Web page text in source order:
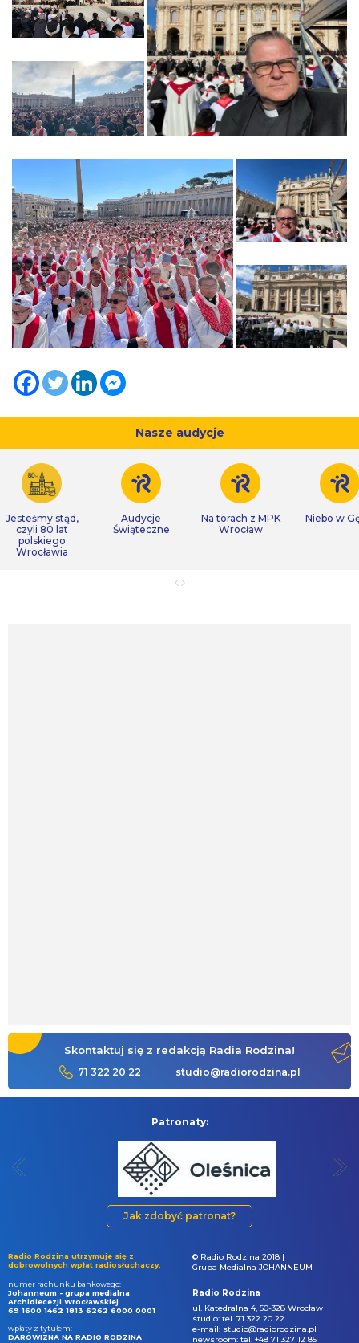
Nasze audycje
Jesteśmy stąd,
czyli 80 lat
polskiego
Wrocławia
Audycje
Świąteczne
Na torach z MPK
Wrocław
Niebo w
Skontaktuj się z redakcją Radia Rodzina!
71 322 20 22 studio@radiorodzina.pl
Patronaty:
Jak zdobyć patronat?
Radio Rodzina utrzymuje się z
dobrowolnych wpłat radiosłuchaczy.
numer rachunku bankowego:
Johanneum - grupa medialna
Archidiecezji Wrocławskiej
69 1600 1462 1813 6262 6000 0001
wpłaty z tytułem:
DAROWIZNA NA RADIO RODZINA
© Radio Rodzina 2018 |
Grupa Medialna JOHANNEUM
Radio Rodzina
ul. Katedralna 4, 50-328 Wrocław
studio: tel. 71 322 20 22
e-mail: studio@radiorodzina.pl
newsroom: tel. +48 71 327 12 85